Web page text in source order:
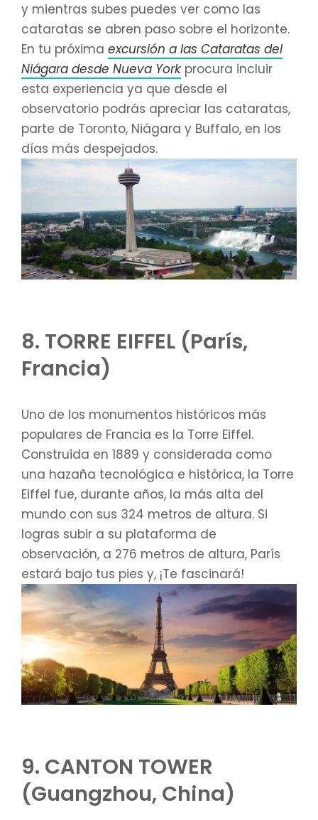
y mientras subes puedes ver como las
cataratas se abren paso sobre el horizonte.
En tu próxima excursión a las Cataratas del
Niágara desde Nueva York procura incluir
esta experiencia ya que desde el
observatorio podrás apreciar las cataratas,
parte de Toronto, Niágara y Buffalo, en los
días más despejados.
8. TORRE EIFFEL (París,
Francia)
Uno de los monumentos históricos más
populares de Francia es la Torre Eiffel.
Construida en 1889 y considerada como
una hazaña tecnológica e histórica, la Torre
Eiffel fue, durante años, la más alta del
mundo con sus 324 metros de altura. Si
logras subir a su plataforma de
observación, a 276 metros de altura, París
estará bajo tus pies y, ¡Te fascinará!
9. CANTON TOWER
(Guangzhou, China)